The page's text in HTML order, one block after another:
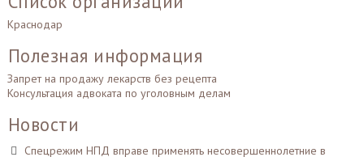
Краснодар
Полезная информация
Запрет на продажу лекарств без рецепта
Консультация адвоката по уголовным делам
Новости
Спецрежим НПД вправе применять несовершеннолетние в